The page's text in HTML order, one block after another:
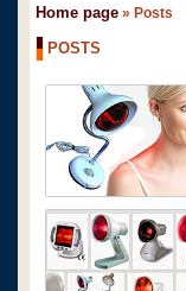
Home page » Posts
POSTS